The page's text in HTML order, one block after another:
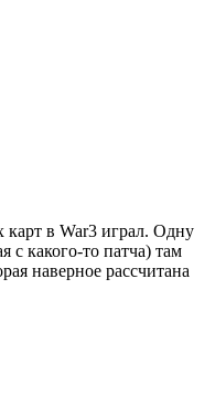
карт в War3 играл. Одну
с какого-то патча) там
наверное рассчитана